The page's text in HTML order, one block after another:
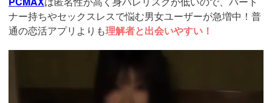
ナー持ちやセックスレスで悩む男女ユーザーが急増中！普
通の恋活アプリよりも理解者と出会いやすい！